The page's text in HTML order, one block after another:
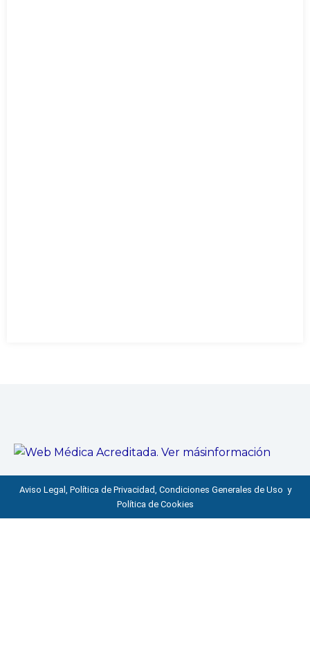
Aviso Legal, Política de Privacidad, Condiciones Generales de Uso y
Política de Cookies